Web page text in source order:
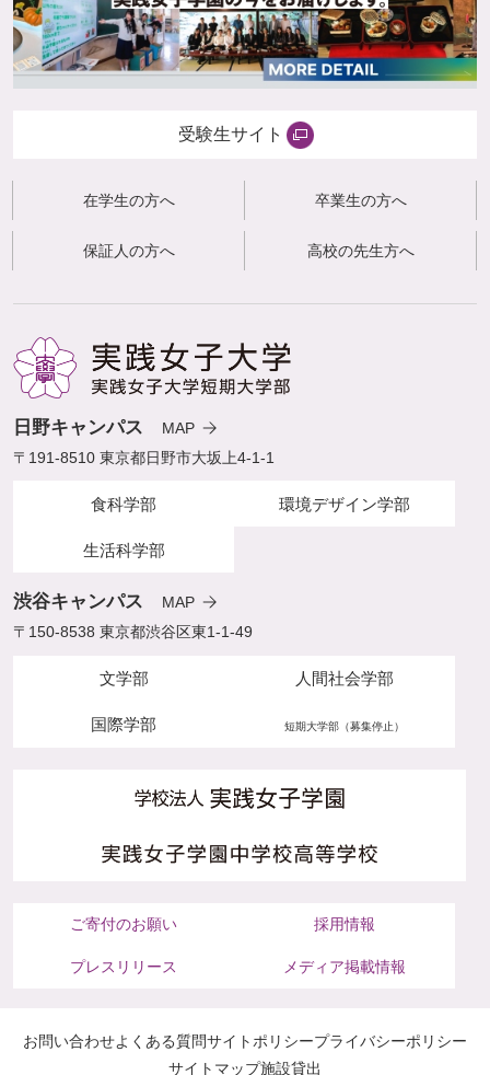
受験生サイト
在学生の方へ 卒業生の方へ
保証人の方へ 高校の先生方へ
日野キャンパス
MAP
〒191-8510 東京都日野市大坂上4-1-1
食科学部 環境デザイン学部
生活科学部
渋谷キャンパス
MAP
〒150-8538 東京都渋谷区東1-1-49
文学部 人間社会学部
国際学部 短期大学部（募集停止）
ご寄付のお願い 採用情報
プレスリリース メディア掲載情報
お問い合わせよくある質問サイトポリシープライバシーポリシー
サイトマップ施設貸出